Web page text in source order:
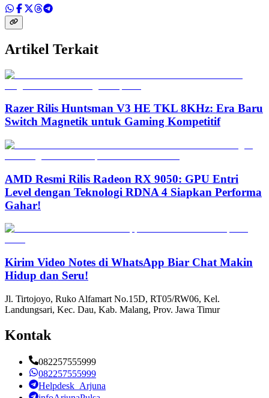
Artikel Terkait
Razer Rilis Huntsman V3 HE TKL 8KHz: Era Baru
Switch Magnetik untuk Gaming Kompetitif
AMD Resmi Rilis Radeon RX 9050: GPU Entri
Level dengan Teknologi RDNA 4 Siapkan Performa
Gahar!
Kirim Video Notes di WhatsApp Biar Chat Makin
Hidup dan Seru!
Jl. Tirtojoyo, Ruko Alfamart No.15D, RT05/RW06, Kel.
Landungsari, Kec. Dau, Kab. Malang, Prov. Jawa Timur
Kontak
082257555999
082257555999
Helpdesk_Arjuna